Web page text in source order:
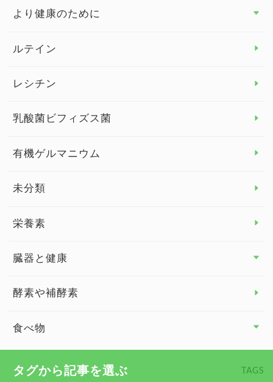
より健康のために
より健康のために トップ
眼の健康
睡眠
ルテイン
レシチン
乳酸菌ビフィズス菌
有機ゲルマニウム
未分類
栄養素
臓器と健康
臓器と健康 トップ
慢性疲労
酵素や補酵素
食べ物
タグから記事を選ぶ TAGS